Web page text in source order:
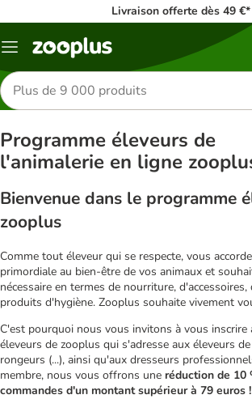
Livraison offerte dès 49 €*
Menu
Rechercher
des
produits
Programme éleveurs de
l'animalerie en ligne
Bienvenue dans le programme
zooplus
Comme tout éleveur qui se respecte, vous
primordiale au bien-être de vos animaux et
nécessaire en termes de nourriture,
produits d'hygiène. Zooplus souhaite vivement
C'est pourquoi nous vous invitons à vous inscrire
éleveurs de zooplus qui s'adresse aux éleveurs
rongeurs (...), ainsi qu'aux dresseurs
membre, nous vous offrons une réduction de 10
commandes d'un montant supérieur à 79 euros !